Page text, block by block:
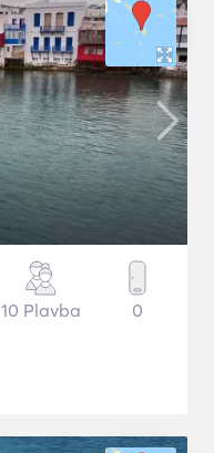
10 Plavba 0